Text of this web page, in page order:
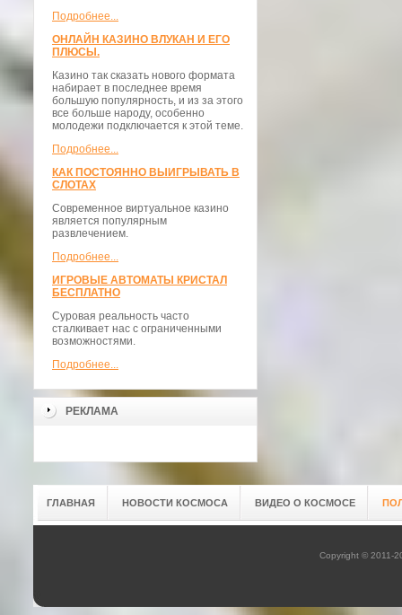
Подробнее...
ОНЛАЙН КАЗИНО ВЛУКАН И ЕГО
ПЛЮСЫ.
Казино так сказать нового формата
набирает в последнее время
большую популярность, и из за этого
все больше народу, особенно
молодежи подключается к этой теме.
Подробнее...
КАК ПОСТОЯННО ВЫИГРЫВАТЬ В
СЛОТАХ
Современное виртуальное казино
является популярным
развлечением.
Подробнее...
ИГРОВЫЕ АВТОМАТЫ КРИСТАЛ
БЕСПЛАТНО
Суровая реальность часто
сталкивает нас с ограниченными
возможностями.
Подробнее...
РЕКЛАМА
ГЛАВНАЯ НОВОСТИ КОСМОСА ВИДЕО О КОСМОСЕ
Copyright © 2011-